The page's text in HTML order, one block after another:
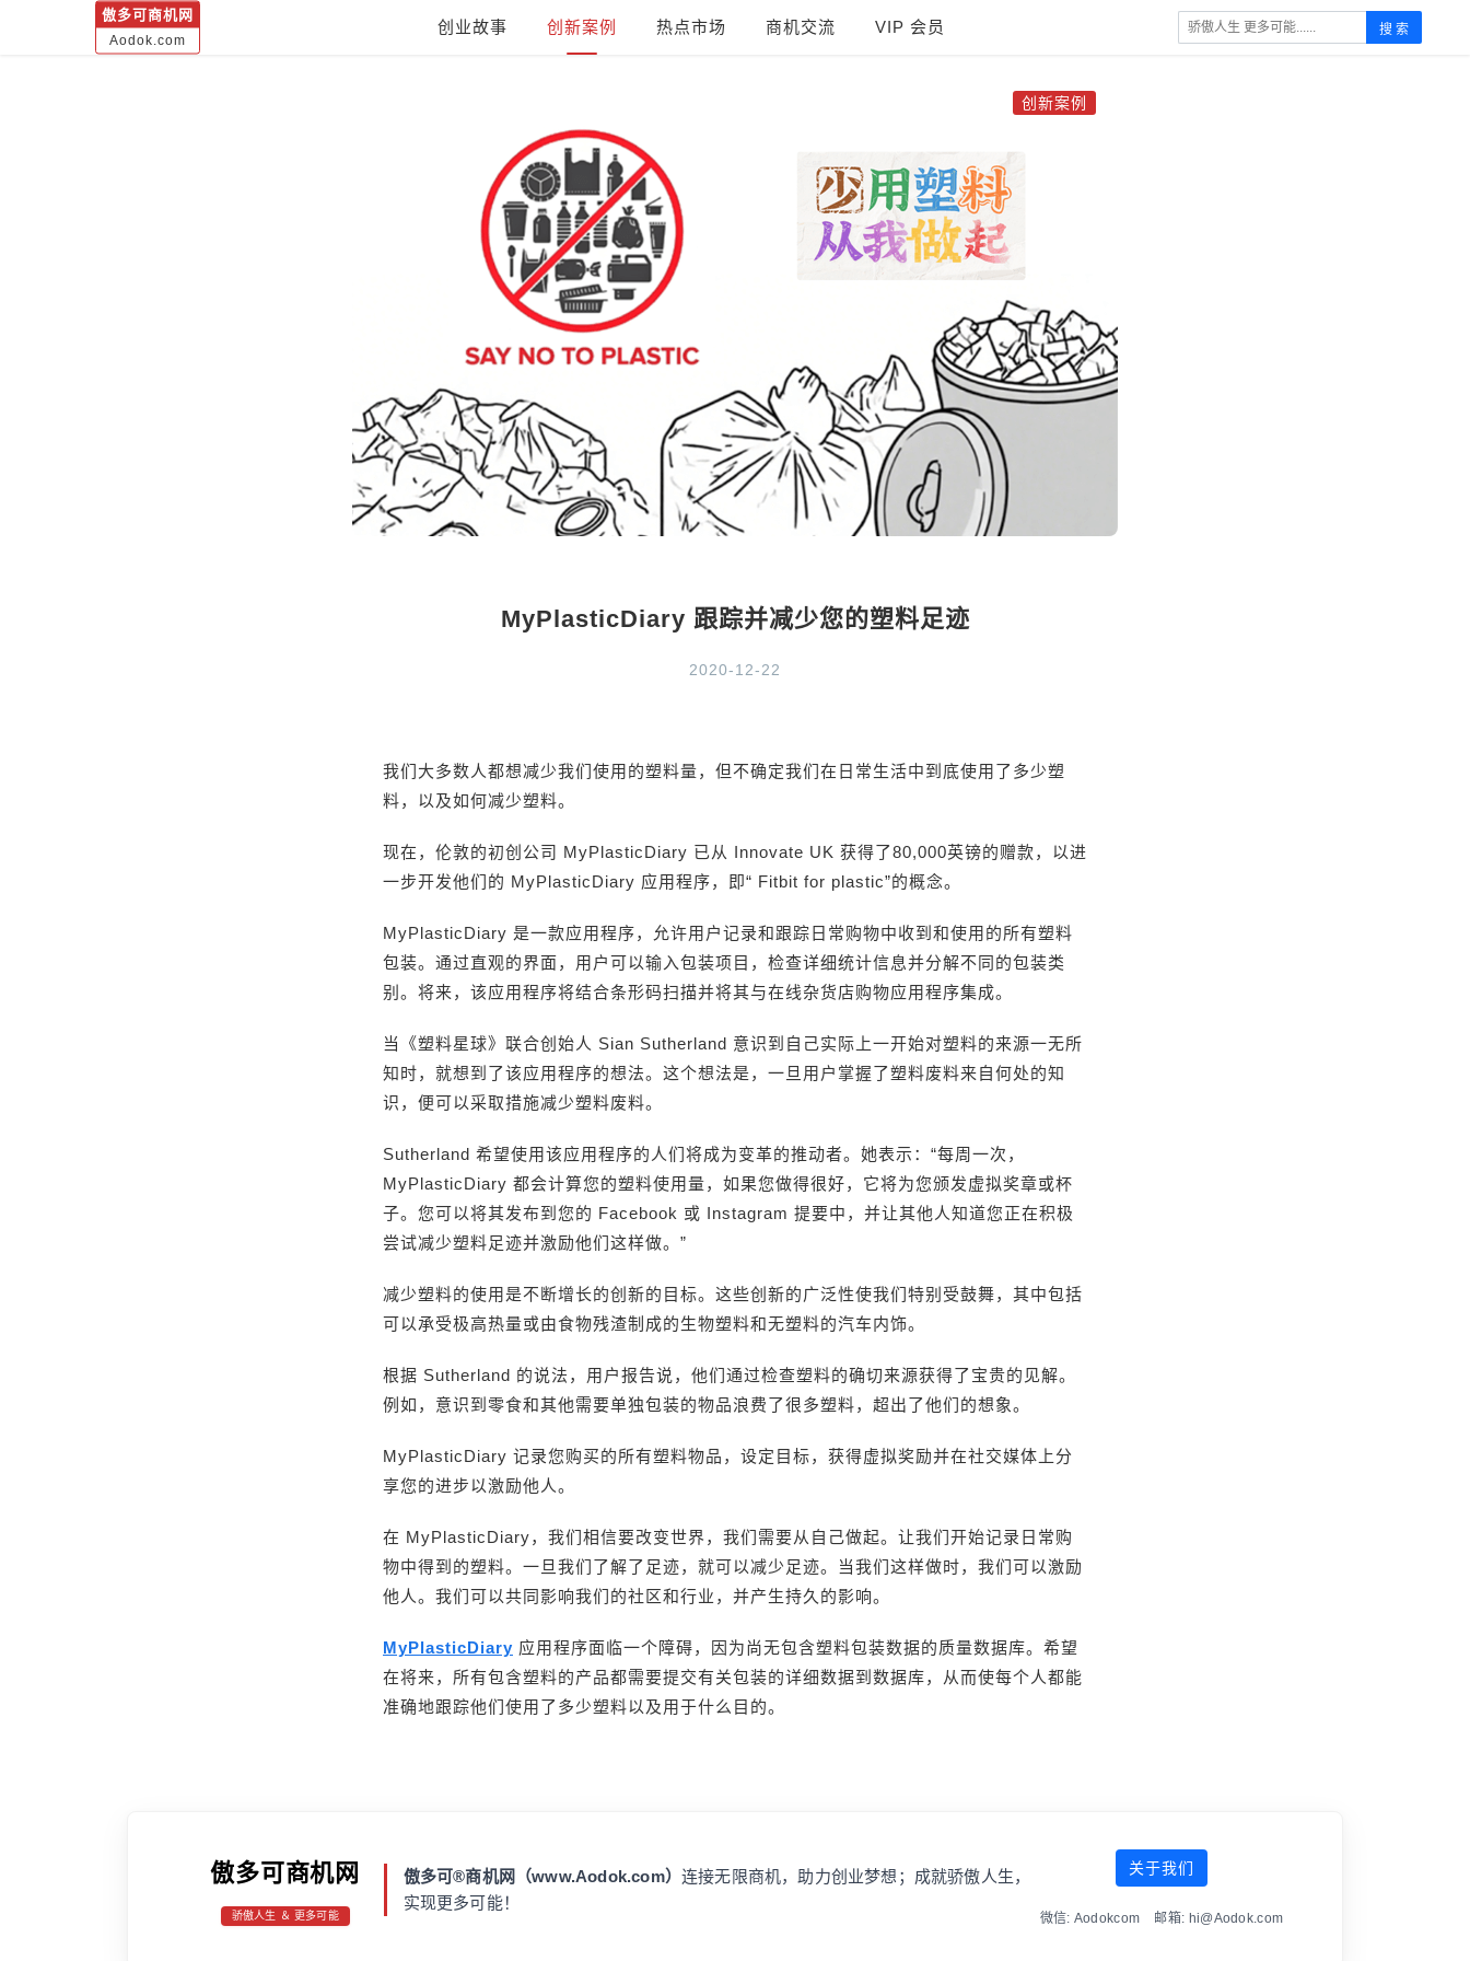
傲多可商机网
Aodok.com
创业故事 创新案例 热点市场 商机交流 VIP 会员 搜 索
创新案例
MyPlasticDiary 跟踪并减少您的塑料足迹
2020-12-22
我们大多数人都想减少我们使用的塑料量，但不确定我们在日常生活中到底使用了多少塑
料，以及如何减少塑料。
现在，伦敦的初创公司 MyPlasticDiary 已从 Innovate UK 获得了80,000英镑的赠款，以进
一步开发他们的 MyPlasticDiary 应用程序，即“ Fitbit for plastic”的概念。
MyPlasticDiary 是一款应用程序，允许用户记录和跟踪日常购物中收到和使用的所有塑料
包装。通过直观的界面，用户可以输入包装项目，检查详细统计信息并分解不同的包装类
别。将来，该应用程序将结合条形码扫描并将其与在线杂货店购物应用程序集成。
当《塑料星球》联合创始人 Sian Sutherland 意识到自己实际上一开始对塑料的来源一无所
知时，就想到了该应用程序的想法。这个想法是，一旦用户掌握了塑料废料来自何处的知
识，便可以采取措施减少塑料废料。
Sutherland 希望使用该应用程序的人们将成为变革的推动者。她表示：“每周一次，
MyPlasticDiary 都会计算您的塑料使用量，如果您做得很好，它将为您颁发虚拟奖章或杯
子。您可以将其发布到您的 Facebook 或 Instagram 提要中，并让其他人知道您正在积极
尝试减少塑料足迹并激励他们这样做。”
减少塑料的使用是不断增长的创新的目标。这些创新的广泛性使我们特别受鼓舞，其中包括
可以承受极高热量或由食物残渣制成的生物塑料和无塑料的汽车内饰。
根据 Sutherland 的说法，用户报告说，他们通过检查塑料的确切来源获得了宝贵的见解。
例如，意识到零食和其他需要单独包装的物品浪费了很多塑料，超出了他们的想象。
MyPlasticDiary 记录您购买的所有塑料物品，设定目标，获得虚拟奖励并在社交媒体上分
享您的进步以激励他人。
在 MyPlasticDiary，我们相信要改变世界，我们需要从自己做起。让我们开始记录日常购
物中得到的塑料。一旦我们了解了足迹，就可以减少足迹。当我们这样做时，我们可以激励
他人。我们可以共同影响我们的社区和行业，并产生持久的影响。
MyPlasticDiary 应用程序面临一个障碍，因为尚无包含塑料包装数据的质量数据库。希望
在将来，所有包含塑料的产品都需要提交有关包装的详细数据到数据库，从而使每个人都能
准确地跟踪他们使用了多少塑料以及用于什么目的。
傲多可商机网
骄傲人生 ＆ 更多可能
傲多可®商机网（www.Aodok.com）连接无限商机，助力创业梦想；成就骄傲人生，
实现更多可能！
关于我们
微信: Aodokcom 邮箱: hi@Aodok.com